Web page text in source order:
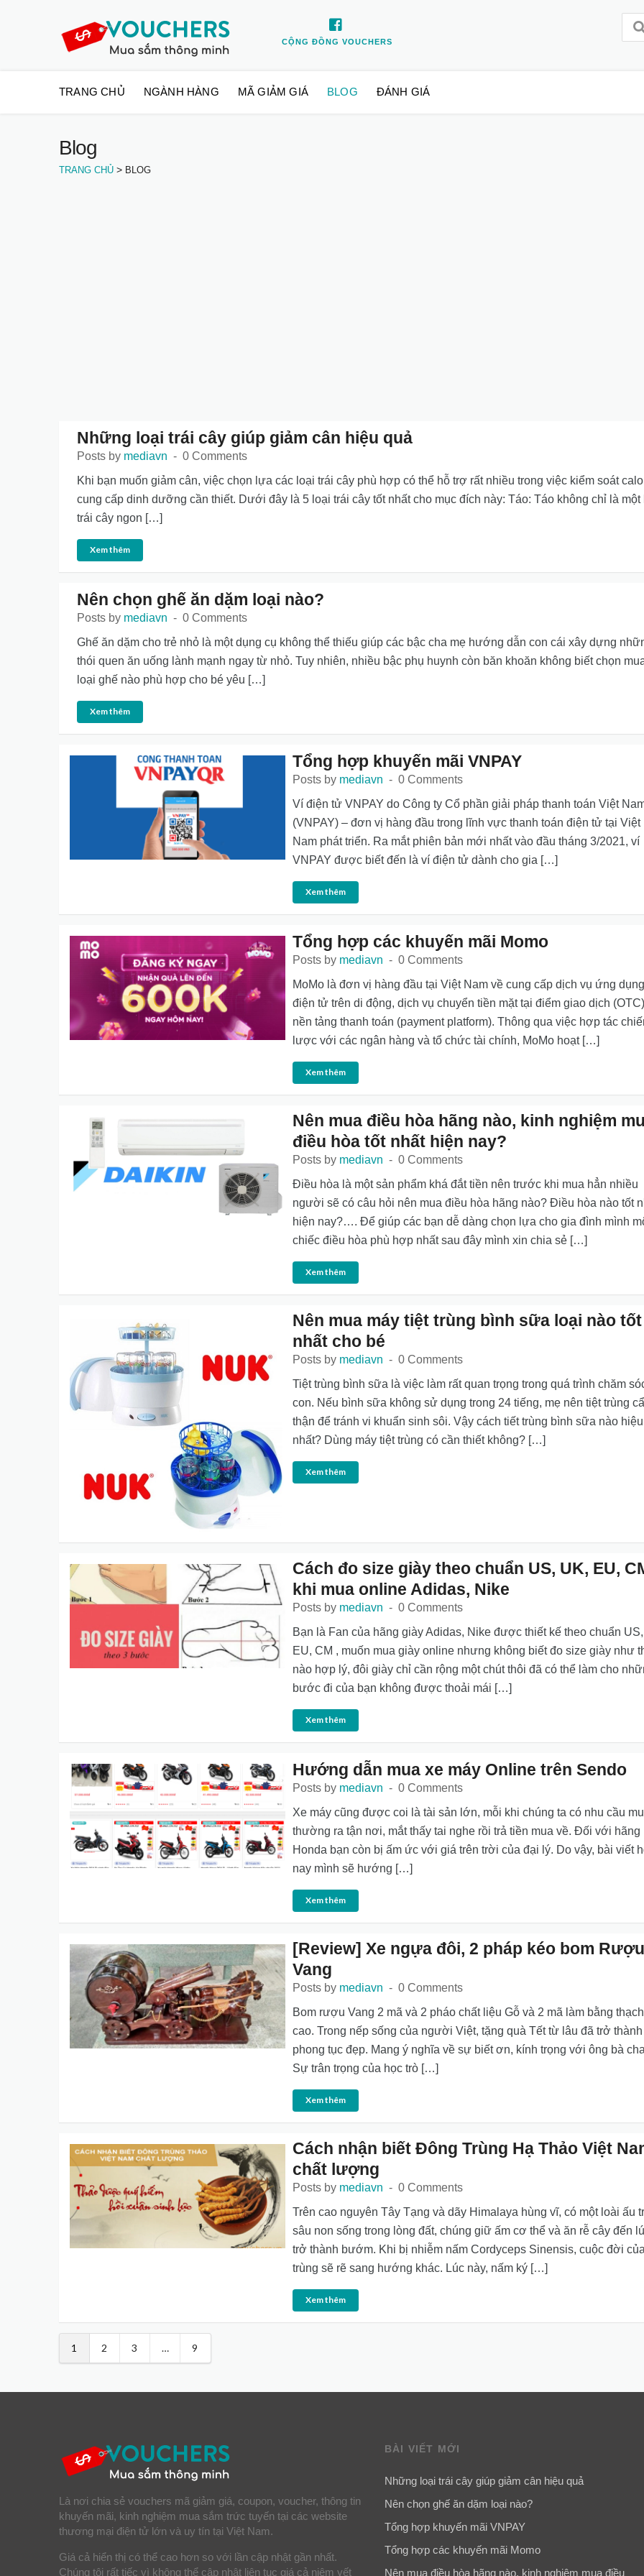
CỘNG ĐỒNG VOUCHERS
to
TRANG CHỦ NGÀNH HÀNG MÃ GIẢM GIÁ BLOG ĐÁNH GIÁ
Blog
TRANG CHỦ > BLOG
Những loại trái cây giúp giảm cân hiệu quả
Posts by mediavn
0 Comments
Khi bạn muốn giảm cân, việc chọn lựa các loại trái cây phù hợp có thể hỗ trợ rất nhiều trong việc kiểm soát
cung cấp dinh dưỡng cần thiết. Dưới đây là 5 loại trái cây tốt nhất cho mục đích này: Táo: Táo không chỉ là một
trái cây ngon […]
Xem thêm
Nên chọn ghế ăn dặm loại nào?
Posts by mediavn
0 Comments
Ghế ăn dặm cho trẻ nhỏ là một dụng cụ không thể thiếu giúp các bậc cha mẹ hướng dẫn con cái xây dựng
thói quen ăn uống lành mạnh ngay từ nhỏ. Tuy nhiên, nhiều bậc phụ huynh còn băn khoăn không biết chọn
loại ghế nào phù hợp cho bé yêu […]
Xem thêm
Tổng hợp khuyến mãi VNPAY
Posts by mediavn
0 Comments
Ví điện tử VNPAY do Công ty Cổ phần giải pháp thanh toán Việt
(VNPAY) – đơn vị hàng đầu trong lĩnh vực thanh toán điện tử tại Việt
Nam phát triển. Ra mắt phiên bản mới nhất vào đầu tháng 3/2021, ví
VNPAY được biết đến là ví điện tử dành cho gia […]
Xem thêm
Tổng hợp các khuyến mãi Momo
Posts by mediavn
0 Comments
MoMo là đơn vị hàng đầu tại Việt Nam về cung cấp dịch vụ ứng
điện tử trên di động, dịch vụ chuyển tiền mặt tại điểm giao dịch
nền tảng thanh toán (payment platform). Thông qua việc hợp tác
lược với các ngân hàng và tổ chức tài chính, MoMo hoạt […]
Xem thêm
Nên mua điều hòa hãng nào, kinh nghiệm
điều hòa tốt nhất hiện nay?
Posts by mediavn
0 Comments
Điều hòa là một sản phẩm khá đắt tiền nên trước khi mua hẳn nhiều
người sẽ có câu hỏi nên mua điều hòa hãng nào? Điều hòa nào tốt
hiện nay?…. Để giúp các bạn dễ dàng chọn lựa cho gia đình mình
chiếc điều hòa phù hợp nhất sau đây mình xin chia sẻ […]
Xem thêm
Nên mua máy tiệt trùng bình sữa loại nào tốt
nhất cho bé
Posts by mediavn
0 Comments
Tiệt trùng bình sữa là việc làm rất quan trọng trong quá trình chăm
con. Nếu bình sữa không sử dụng trong 24 tiếng, mẹ nên tiệt trùng
thận để tránh vi khuẩn sinh sôi. Vậy cách tiết trùng bình sữa nào
nhất? Dùng máy tiệt trùng có cần thiết không? […]
Xem thêm
Cách đo size giày theo chuẩn US, UK, EU,
khi mua online Adidas, Nike
Posts by mediavn
0 Comments
Bạn là Fan của hãng giày Adidas, Nike được thiết kế theo chuẩn
EU, CM , muốn mua giày online nhưng không biết đo size giày như
nào hợp lý, đôi giày chỉ cần rộng một chút thôi đã có thể làm cho
bước đi của bạn không được thoải mái […]
Xem thêm
Hướng dẫn mua xe máy Online trên Sendo
Posts by mediavn
0 Comments
Xe máy cũng được coi là tài sản lớn, mỗi khi chúng ta có nhu cầu
thường ra tận nơi, mắt thấy tai nghe rồi trả tiền mua về. Đối với hãng
Honda bạn còn bị ấm ức với giá trên trời của đại lý. Do vậy, bài viết
nay mình sẽ hướng […]
Xem thêm
[Review] Xe ngựa đôi, 2 pháp kéo bom Rượu
Vang
Posts by mediavn
0 Comments
Bom rượu Vang 2 mã và 2 pháo chất liệu Gỗ và 2 mã làm bằng thạch
cao. Trong nếp sống của người Việt, tặng quà Tết từ lâu đã trở thành
phong tục đẹp. Mang ý nghĩa về sự biết ơn, kính trọng với ông bà
Sự trân trọng của học trò […]
Xem thêm
Cách nhận biết Đông Trùng Hạ Thảo Việt
chất lượng
Posts by mediavn
0 Comments
Trên cao nguyên Tây Tạng và dãy Himalaya hùng vĩ, có một loài ấu
sâu non sống trong lòng đất, chúng giữ ấm cơ thể và ăn rễ cây đến
trở thành bướm. Khi bị nhiễm nấm Cordyceps Sinensis, cuộc đời
trùng sẽ rẽ sang hướng khác. Lúc này, nấm ký […]
Xem thêm
1 2 3 … 9
Là nơi chia sẻ vouchers mã giảm giá, coupon, voucher, thông tin
khuyến mãi, kinh nghiệm mua sắm trức tuyến tại các website
thương mại điện tử lớn và uy tín tại Việt Nam.
Giá cả hiển thị có thể cao hơn so với lần cập nhật gần nhất.
Chúng tôi rất tiếc vì không thể cập nhật liên tục giá cả niêm yết
BÀI VIẾT MỚI
Những loại trái cây giúp giảm cân hiệu quả
Nên chọn ghế ăn dặm loại nào?
Tổng hợp khuyến mãi VNPAY
Tổng hợp các khuyến mãi Momo
Nên mua điều hòa hãng nào, kinh nghiệm mua điều